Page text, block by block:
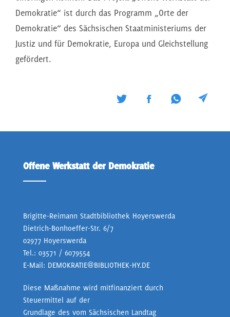
Demokratie“ ist durch das Programm „Orte der
Demokratie“ des Sächsischen Staatministeriums der
Justiz und für Demokratie, Europa und Gleichstellung
gefördert.
Offene Werkstatt der Demokratie
Brigitte-Reimann Stadtbibliothek Hoyerswerda
Dietrich-Bonhoeffer-Str. 6/7
02977 Hoyerswerda
Tel.: 03571 / 6079554
E-Mail: DEMOKRATIE@BIBLIOTHEK-HY.DE
Diese Maßnahme wird mitfinanziert durch
Steuermittel auf der
Grundlage des vom Sächsischen Landtag